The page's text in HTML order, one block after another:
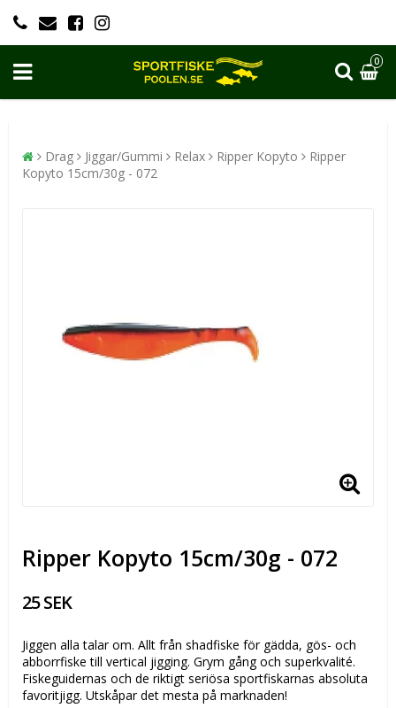
0
Drag Jiggar/Gummi Relax Ripper Kopyto
Ripper
Kopyto 15cm/30g - 072
Ripper Kopyto 15cm/30g - 072
25 SEK
Jiggen alla talar om. Allt från shadfiske för gädda, gös- och
abborrfiske till vertical jigging. Grym gång och superkvalité.
Fiskeguidernas och de riktigt seriösa sportfiskarnas absoluta
favoritjigg. Utskåpar det mesta på marknaden!